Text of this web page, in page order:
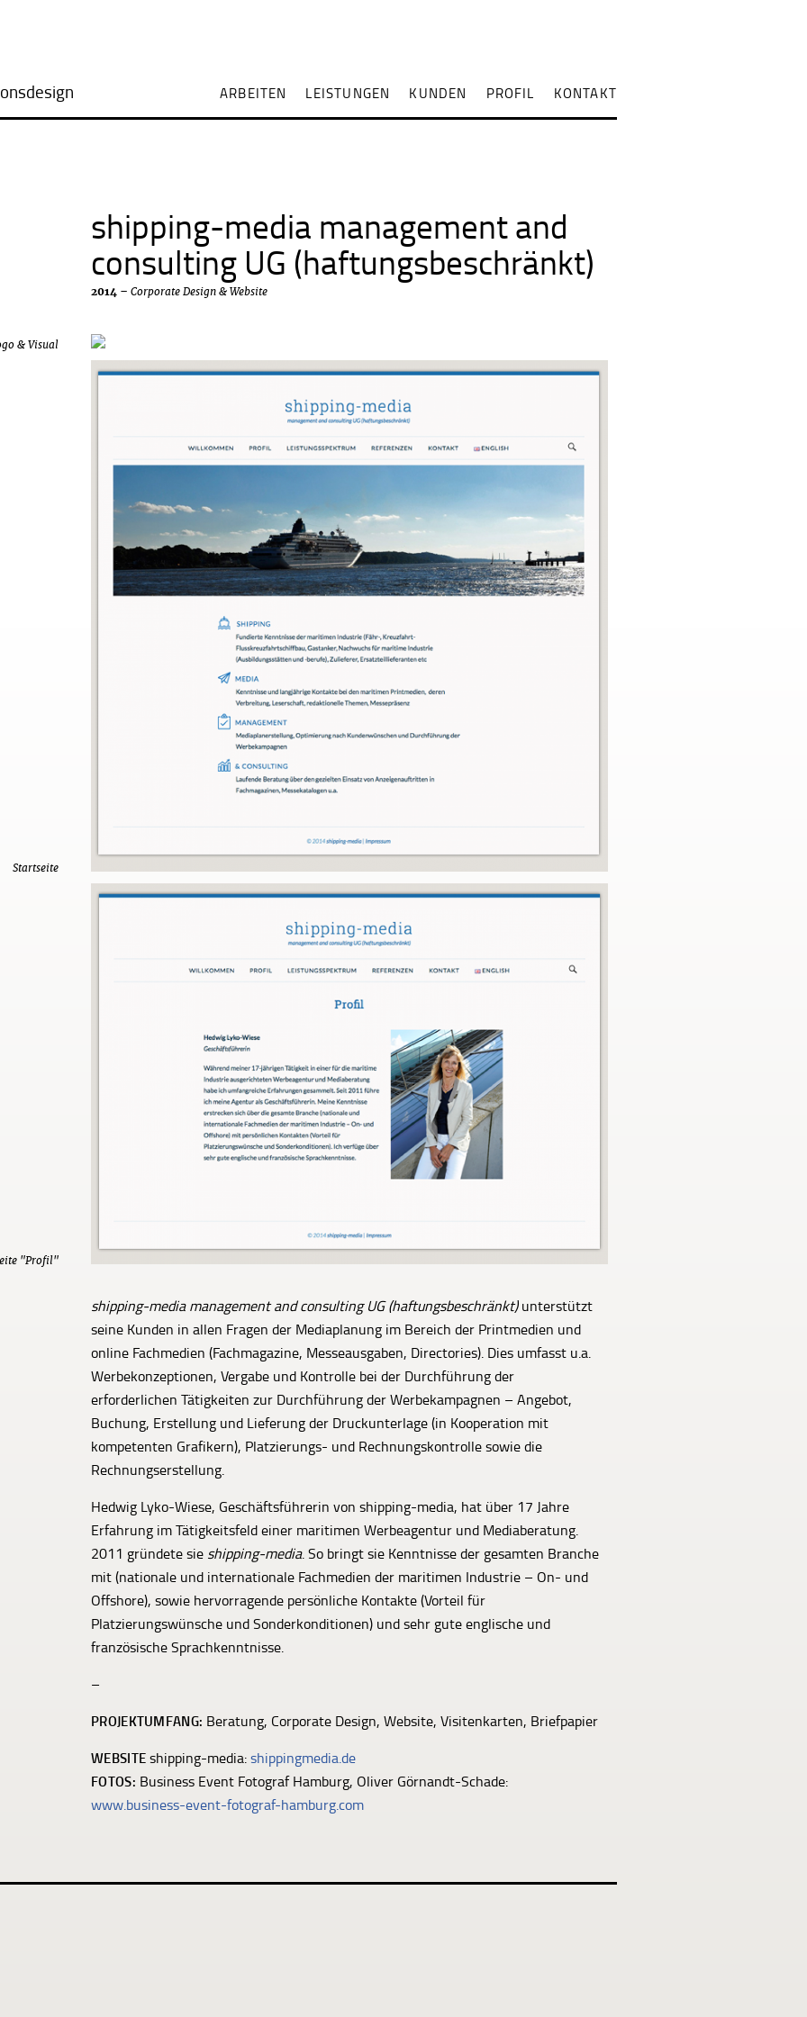
ARBEITEN LEISTUNGEN KUNDEN PROFIL KONTAKT
shipping-media management and
consulting UG (haftungsbeschränkt)
2014 – Corporate Design & Website
& Visual
Startseite
"Profil"
shipping-media management and consulting UG (haftungsbeschränkt)unterstützt
seine Kunden in allen Fragen der Mediaplanung im Bereich der Printmedien und
online Fachmedien (Fachmagazine, Messeausgaben, Directories). Dies umfasst u.a.
Werbekonzeptionen, Vergabe und Kontrolle bei der Durchführung der
erforderlichen Tätigkeiten zur Durchführung der Werbekampagnen – Angebot,
Buchung, Erstellung und Lieferung der Druckunterlage (in Kooperation mit
kompetenten Grafikern), Platzierungs- und Rechnungskontrolle sowie die
Rechnungserstellung.
Hedwig Lyko-Wiese, Geschäftsführerin von shipping-media, hat über 17 Jahre
Erfahrung im Tätigkeitsfeld einer maritimen Werbeagentur und Mediaberatung.
2011 gründete sie shipping-media. So bringt sie Kenntnisse der gesamten Branche
mit (nationale und internationale Fachmedien der maritimen Industrie – On- und
Offshore), sowie hervorragende persönliche Kontakte (Vorteil für
Platzierungswünsche und Sonderkonditionen) und sehr gute englische und
französische Sprachkenntnisse.
–
PROJEKTUMFANG: Beratung, Corporate Design, Website, Visitenkarten, Briefpapier
WEBSITEshipping-media:shippingmedia.de
FOTOS: Business Event Fotograf Hamburg, Oliver Görnandt-Schade:
www.business-event-fotograf-hamburg.com